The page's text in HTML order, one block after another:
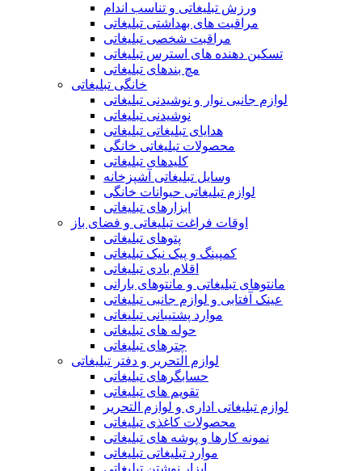
ورزش تبلیغاتی و تناسب اندام
مراقبت های بهداشتی تبلیغاتی
مراقبت شخصی تبلیغاتی
تسکین دهنده های استرس تبلیغاتی
مچ بندهای تبلیغاتی
خانگی تبلیغاتی
لوازم جانبی نوار و نوشیدنی تبلیغاتی
نوشیدنی تبلیغاتی
هدایای تبلیغاتی تبلیغاتی
محصولات تبلیغاتی خانگی
کلیدهای تبلیغاتی
وسایل تبلیغاتی آشپزخانه
لوازم تبلیغاتی حیوانات خانگی
ابزارهای تبلیغاتی
اوقات فراغت تبلیغاتی و فضای باز
پتوهای تبلیغاتی
کمپینگ و پیک نیک تبلیغاتی
اقلام بادی تبلیغاتی
مانتوهای تبلیغاتی و مانتوهای بارانی
عینک آفتابی و لوازم جانبی تبلیغاتی
موارد پشتیبانی تبلیغاتی
حوله های تبلیغاتی
چترهای تبلیغاتی
لوازم التحریر و دفتر تبلیغاتی
حسابگرهای تبلیغاتی
تقویم های تبلیغاتی
لوازم تبلیغاتی اداری و لوازم التحریر
محصولات کاغذی تبلیغاتی
نمونه کارها و پوشه های تبلیغاتی
موارد تبلیغاتی تبلیغاتی
ابزار نوشتن تبلیغاتی